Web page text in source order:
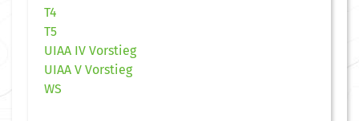
T4
T5
UIAA IV Vorstieg
UIAA V Vorstieg
WS